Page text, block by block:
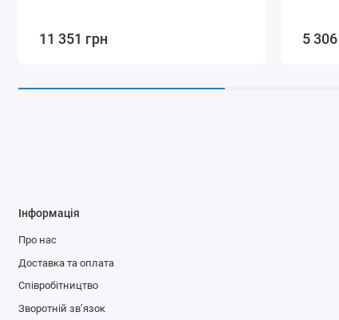
11 351 грн 5
Інформація
Про нас
Доставка та оплата
Співробітництво
Зворотній зв’язок